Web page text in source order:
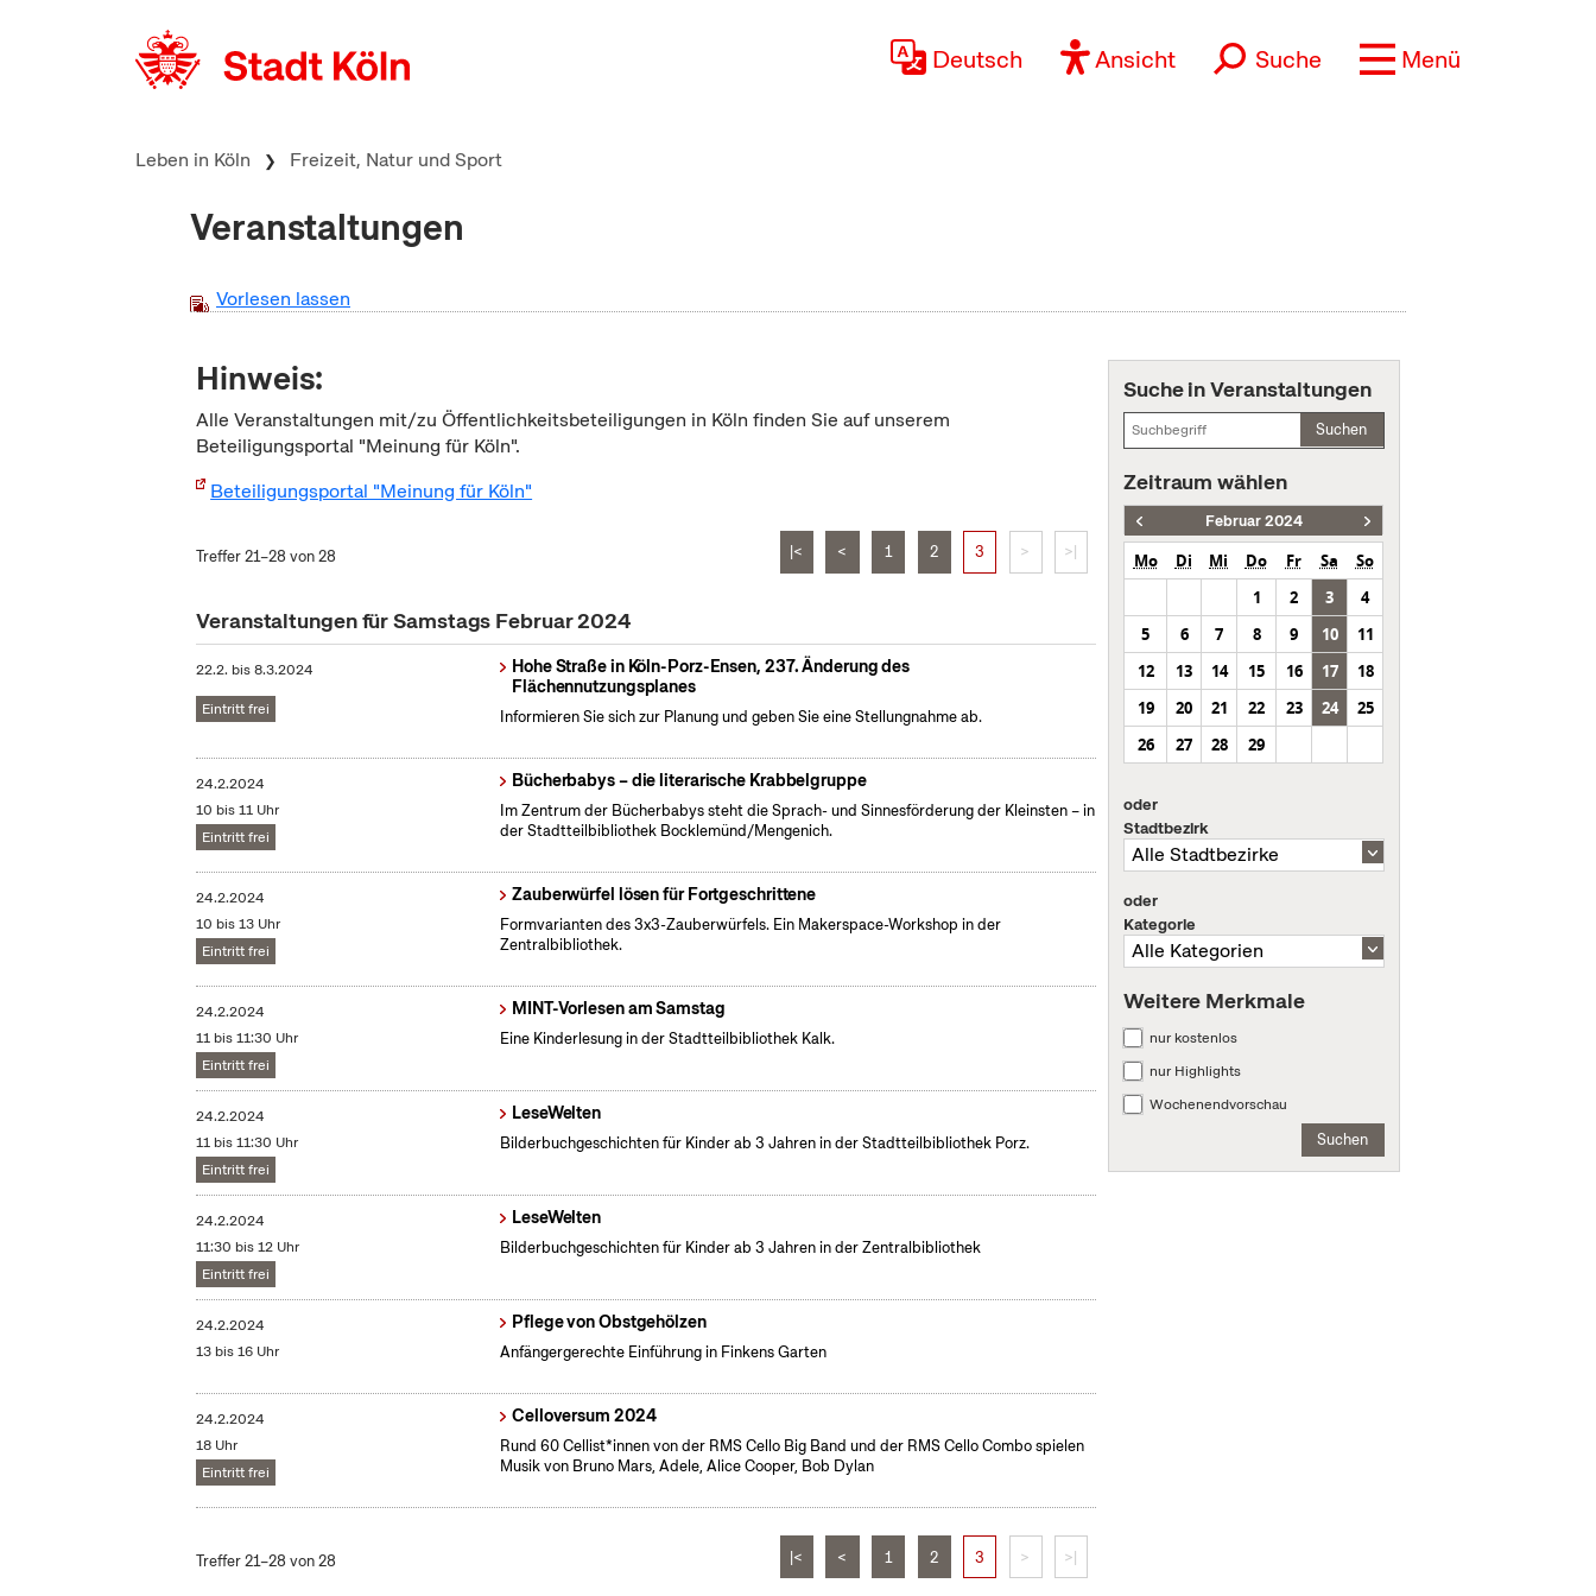
Deutsch Ansicht Suche Menü
Leben in Köln Freizeit, Natur und Sport
Veranstaltungen
Vorlesen lassen
Hinweis:
Alle Veranstaltungen mit/zu Öffentlichkeitsbeteiligungen in Köln finden Sie auf unserem
Beteiligungsportal "Meinung für Köln".
Beteiligungsportal "Meinung für Köln"
Treffer 21–28 von 28 |< < 1 2 3 > >|
Veranstaltungen für Samstags Februar 2024
22.2. bis8.3.2024
Eintritt frei
Hohe Straße in Köln-Porz-Ensen, 237. Änderung des
Flächennutzungsplanes
Informieren Sie sich zur Planung und geben Sie eine Stellungnahme ab.
24.2.2024
10 bis 11 Uhr
Eintritt frei
Bücherbabys – die literarische Krabbelgruppe
Im Zentrum der Bücherbabys steht die Sprach- und Sinnesförderung der Kleinsten – in
der Stadtteilbibliothek Bocklemünd/Mengenich.
24.2.2024
10 bis 13 Uhr
Eintritt frei
​Zauberwürfel lösen für Fortgeschrittene
Formvarianten des 3x3-Zauberwürfels. Ein Makerspace-Workshop in der
Zentralbibliothek.
24.2.2024
11 bis 11:30 Uhr
Eintritt frei
MINT-Vorlesen am Samstag
Eine Kinderlesung in der Stadtteilbibliothek Kalk.
24.2.2024
11 bis 11:30 Uhr
Eintritt frei
LeseWelten
Bilderbuchgeschichten für Kinder ab 3 Jahren in der Stadtteilbibliothek Porz.
24.2.2024
11:30 bis 12 Uhr
Eintritt frei
LeseWelten
Bilderbuchgeschichten für Kinder ab 3 Jahren in der Zentralbibliothek
24.2.2024
13 bis 16 Uhr
Pflege von Obstgehölzen
Anfängergerechte Einführung in Finkens Garten
24.2.2024
18 Uhr
Eintritt frei
Celloversum 2024
Rund 60 Cellist*innen von der RMS Cello Big Band und der RMS Cello Combo spielen
Musik von Bruno Mars, Adele, Alice Cooper, Bob Dylan
Treffer 21–28 von 28 |< < 1 2 3 > >|
Suche in Veranstaltungen
Suchen
Zeitraum wählen
Februar 2024
Mo Di Mi Do Fr Sa
So
1
2 3
4
5
6 7 8 9 10
11
12
13 14 15 16 17
18
19
20 21 22 23 24
25
26
27 28 29
oder
Stadtbezirk
oder
Kategorie
Weitere Merkmale
nur kostenlos
nur Highlights
Wochenendvorschau
Suchen